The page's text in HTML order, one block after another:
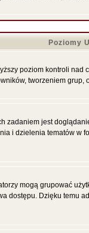
Poziomy
poziom kontroli nad
tworzeniem
zadaniem jest
i dzielenia tematów w
mogą grupować
dostępu. Dzięku temu